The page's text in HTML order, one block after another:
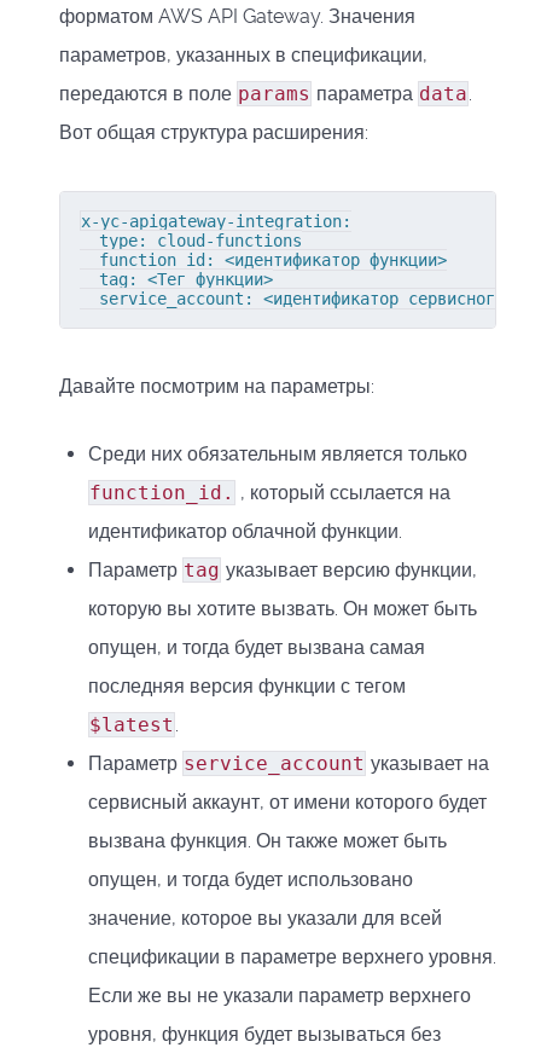
форматом AWS API Gateway. Значения
параметров, указанных в спецификации,
передаются в поле params параметра data.
Вот общая структура расширения:
x-yc-apigateway-integration:
  type: cloud-functions
  function_id: <идентификатор функции>
  tag: <Тег функции>
service_account: <идентификатор сервисного
Давайте посмотрим на параметры:
Среди них обязательным является только
function_id. , который ссылается на
идентификатор облачной функции.
Параметр tag указывает версию функции,
которую вы хотите вызвать. Он может быть
опущен, и тогда будет вызвана самая
последняя версия функции с тегом
$latest .
Параметр service_account указывает на
сервисный аккаунт, от имени которого будет
вызвана функция. Он также может быть
опущен, и тогда будет использовано
значение, которое вы указали для всей
спецификации в параметре верхнего уровня.
Если же вы не указали параметр верхнего
уровня, функция будет вызываться без